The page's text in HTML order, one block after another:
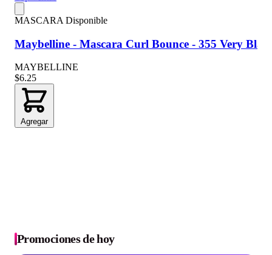
MASCARA Disponible
Maybelline - Mascara Curl Bounce - 355 Very
MAYBELLINE
$6.25
Agregar
Promociones de hoy